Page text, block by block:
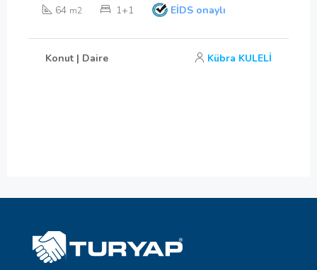
64 m2 1+1 EİDS onaylı
Konut | Daire Kübra KULELİ